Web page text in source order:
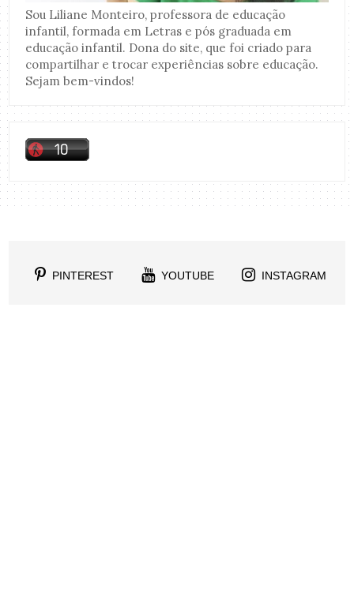
Sou Liliane Monteiro, professora de educação
infantil, formada em Letras e pós graduada em
educação infantil. Dona do site, que foi criado para
compartilhar e trocar experiências sobre educação.
Sejam bem-vindos!
PINTEREST YOUTUBE INSTAGRAM